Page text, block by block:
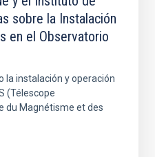
sobre la Instalación
en el Observatorio
la instalación y operación
(Télescope
du Magnétisme et des